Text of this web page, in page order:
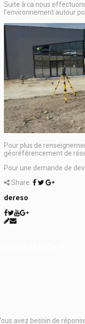
Suite à ca nous
l’environnement autour
Pour plus de
géoréférencement de
Pour une demande de
Share:
dereso
avez besoin de